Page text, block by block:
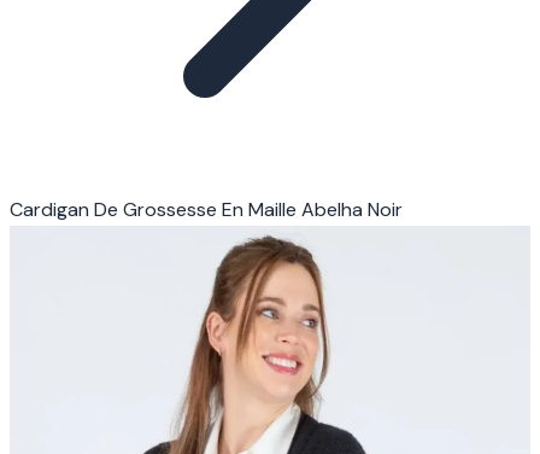
Cardigan De Grossesse En Maille Abelha Noir